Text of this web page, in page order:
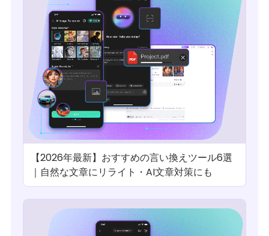
【2026年最新】おすすめの言い換えツール6選
｜自然な文章にリライト・AI文章対策にも